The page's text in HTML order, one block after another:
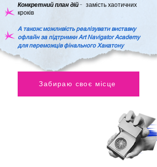
Конкретний план дій- замість хаотичних
кроків
А також: можливість реалізувати виставку
офлайн за підтримки Art Navigator Academy
для переможців фінального Хакатону
Забираю своє місце